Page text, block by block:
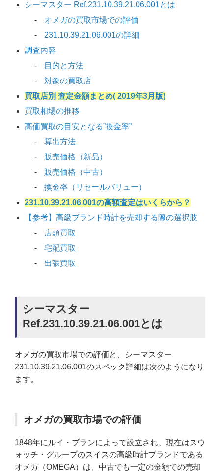
シーマスター Ref.231.10.39.21.06.001とは
オメガの買取市場での評価
231.10.39.21.06.001の詳細
調査内容
目的と方法
対象の買取店
買取店別 査定金額まとめ( 2019年3月版)
買取相場の推移
高価買取の目安となる”換金率”
算出方法
販売価格（新品）
販売価格（中古）
換金率（リセールバリュー）
231.10.39.21.06.001の高額査定はいくらから？
【参考】高級ブランド時計を売却する際の選択肢
店頭買取
宅配買取
出張買取
シーマスター
Ref.231.10.39.21.06.001とは
オメガの買取市場での評価と、シーマスター
231.10.39.21.06.001のスペック詳細は次のようになり
ます。
オメガの買取市場での評価
1848年にルイ・ブランによって設立され、現在はスウ
ォッチ・グループのスイスの高級時計ブランドである
オメガ（OMEGA）は、中古でも一定の金額での売却